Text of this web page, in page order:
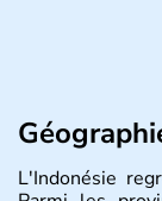
L'Indonésie